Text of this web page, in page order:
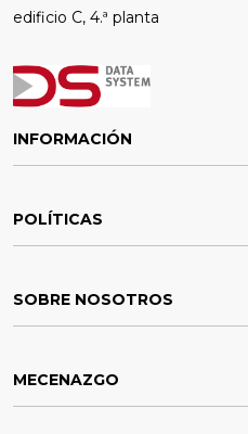
edificio C, 4.ª planta
INFORMACIÓN
POLÍTICAS
SOBRE NOSOTROS
MECENAZGO